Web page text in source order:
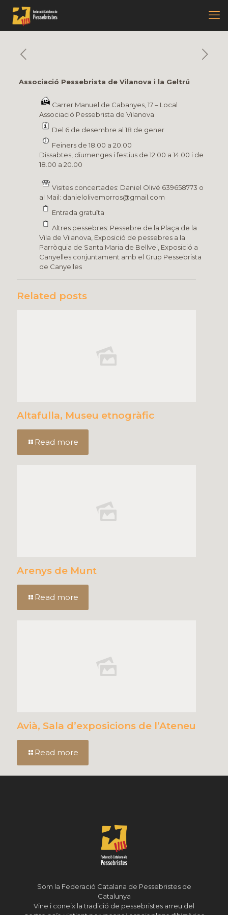
Associació Pessebrista de Vilanova i la Geltrú
Carrer Manuel de Cabanyes, 17 – Local
Associació Pessebrista de Vilanova
Del 6 de desembre al 18 de gener
Feiners de 18.00 a 20.00
Dissabtes, diumenges i festius de 12.00 a 14.00 i de
18.00 a 20.00
Visites concertades: Daniel Olivé 639658773 o
al Mail: danielolivemorros@gmail.com
Entrada gratuïta
Altres pessebres: Pessebre de la Plaça de la
Vila de Vilanova, Exposició de pessebres a la
Parròquia de Santa Maria de Bellvei, Exposició a
Canyelles conjuntament amb el Grup Pessebrista
de Canyelles
Related posts
Altafulla, Museu etnogràfic
Read more
Arenys de Munt
Read more
Avià, Sala d’exposicions de l’Ateneu
Read more
Som la Federació Catalana de Pessebristes de
Catalunya
Vine i coneix la tradició de pessebristes arreu del